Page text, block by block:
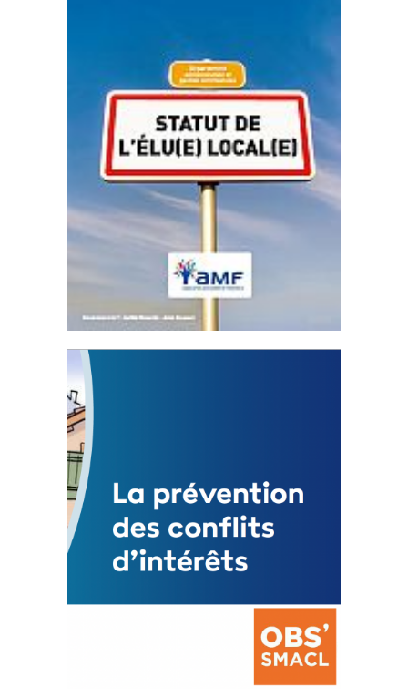
Statut de l’élu local
3 avril 2024
Mise à jour avril 2024
FEUILLETER